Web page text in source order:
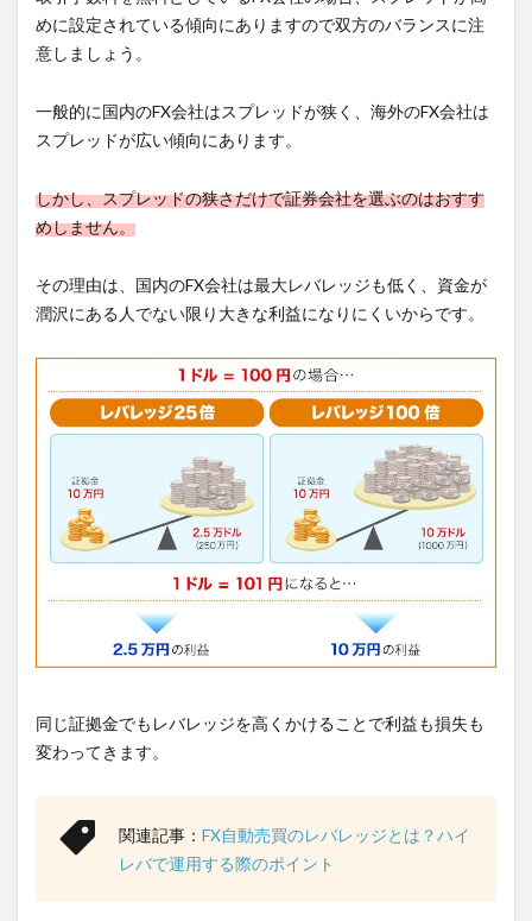
めに設定されている傾向にありますので双方のバランスに注
意しましょう。
一般的に国内のFX会社はスプレッドが狭く、海外のFX会社は
スプレッドが広い傾向にあります。
しかし、スプレッドの狭さだけで証券会社を選ぶのはおすす
めしません。
その理由は、国内のFX会社は最大レバレッジも低く、資金が
潤沢にある人でない限り大きな利益になりにくいからです。
同じ証拠金でもレバレッジを高くかけることで利益も損失も
変わってきます。
関連記事： FX自動売買のレバレッジとは？ハイ
レバで運用する際のポイント